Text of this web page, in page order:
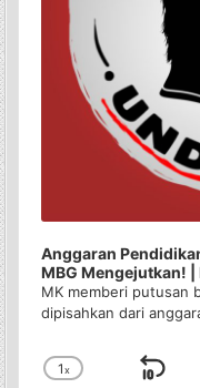
Anggaran
MBG Mengejutkan! |
MK memberi putusan
dipisahkan dari
Change
1x